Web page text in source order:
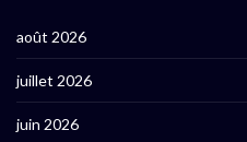
août 2026
juillet 2026
juin 2026